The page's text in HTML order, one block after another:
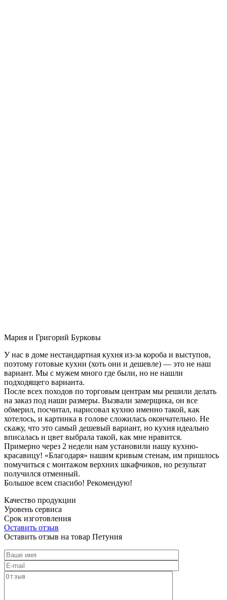
Мария и Григорий Бурковы
У нас в доме нестандартная кухня из-за короба и выступов,
поэтому готовые кухни (хоть они и дешевле) — это не наш
вариант. Мы с мужем много где были, но не нашли
подходящего варианта.
После всех походов по торговым центрам мы решили делать
на заказ под наши размеры. Вызвали замерщика, он все
обмерил, посчитал, нарисовал кухню именно такой, как
хотелось, и картинка в голове сложилась окончательно. Не
скажу, что это самый дешевый вариант, но кухня идеально
вписалась и цвет выбрала такой, как мне нравится.
Примерно через 2 недели нам установили нашу кухню-
красавицу! «Благодаря» нашим кривым стенам, им пришлось
помучиться с монтажом верхних шкафчиков, но результат
получился отменный.
Большое всем спасибо! Рекомендую!
Качество продукции
Уровень сервиса
Срок изготовления
Оставить отзыв
Оставить отзыв на товар Петуния